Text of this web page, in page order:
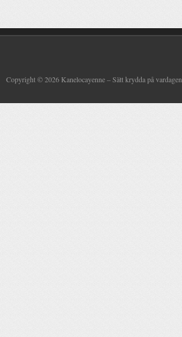
Copyright © 2026 Kanelocayenne – Sätt krydda på vardagen